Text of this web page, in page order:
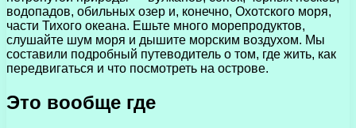
водопадов, обильных озер и, конечно, Охотского моря,
части Тихого океана. Ешьте много морепродуктов,
слушайте шум моря и дышите морским воздухом. Мы
составили подробный путеводитель о том, где жить, как
передвигаться и что посмотреть на острове.
Это вообще где